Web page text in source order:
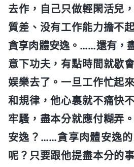
去作，自己只做輕閑活兒
質差、没有工作能力擔不
貪享肉體安逸。……還有，
意下功夫，有點時間就歇
娱樂去了。一旦工作忙起
和規律，他心裏就不痛快
牢騷，盡本分就應付糊弄
安逸？……貪享肉體安逸
呢？只要跟他提盡本分的